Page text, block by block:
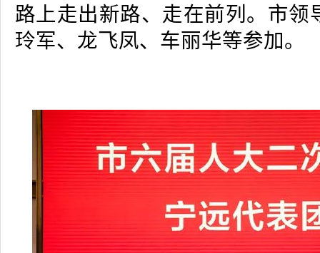
路上走出新路、走在前列。市领
玲军、龙飞凤、车丽华等参加。